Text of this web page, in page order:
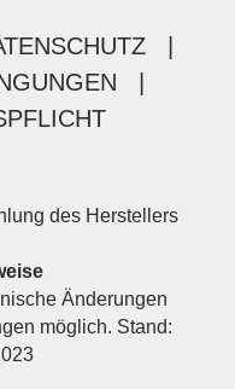
des Herstellers
Änderungen
möglich. Stand: